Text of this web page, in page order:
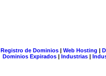
Registro de Dominios| Web Hosting |
Dominios Expirados | Industrias |